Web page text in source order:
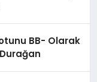
BB- Olarak